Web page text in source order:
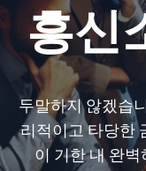
흥신
두말하지 않겠습
리적이고 타당한
이 기한 내 완